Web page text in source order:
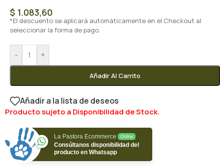
$ 1.083,60
*El descuento se aplicará automáticamente en el Checkout al
seleccionar la forma de pago.
- +
Añadir Al Carrito
Añadir a la lista de deseos
Producto sujeto a Disponibilidad de Stock.
La Pastora Ecommerce Online
Consúltanos disponibilidad del
producto en Whatsapp